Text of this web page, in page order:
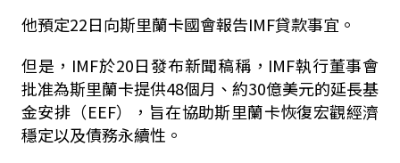
他預定22日向斯里蘭卡國會報告IMF貸款事宜。
但是，IMF於20日發布新聞稿稱，IMF執行董事會
批准為斯里蘭卡提供48個月、約30億美元的延長基
金安排（EEF），旨在協助斯里蘭卡恢復宏觀經濟
穩定以及債務永續性。